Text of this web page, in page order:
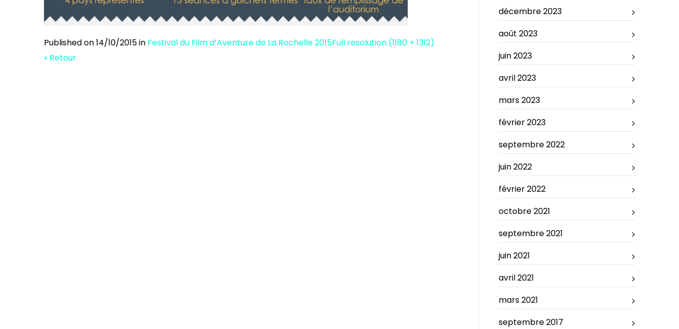
Published on14/10/2015in Festival du Film d’Aventure de La Rochelle 2015Full resolution (1180 × 1312)
« Retour
décembre 2023
août 2023
juin 2023
avril 2023
mars 2023
février 2023
septembre 2022
juin 2022
février 2022
octobre 2021
septembre 2021
juin 2021
avril 2021
mars 2021
septembre 2017